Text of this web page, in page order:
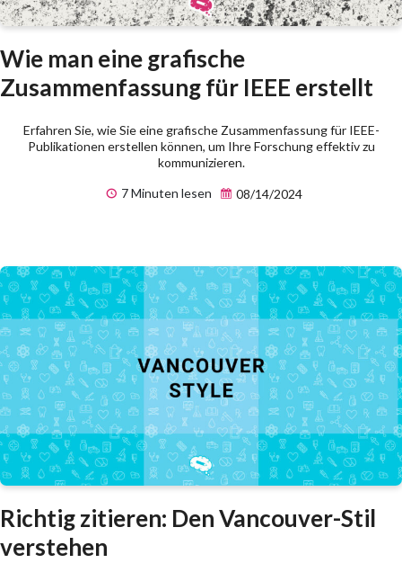
Wie man eine grafische
Zusammenfassung für IEEE erstellt
Erfahren Sie, wie Sie eine grafische Zusammenfassung für IEEE-
Publikationen erstellen können, um Ihre Forschung effektiv zu
kommunizieren.
7 Minuten lesen
08/14/2024
Richtig zitieren: Den Vancouver-Stil
verstehen